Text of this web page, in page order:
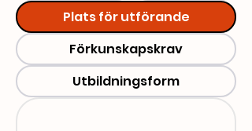
Plats för utförande
Förkunskapskrav
Utbildningsform